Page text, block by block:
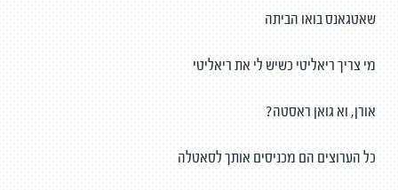
שאטגאנס בואו הביתה
מי צריך ריאליטי כשיש לי את ריאליטי
אורן, וא גואן ראסטה?
כל הערוצים הם מכניסים אותך לסאטלה